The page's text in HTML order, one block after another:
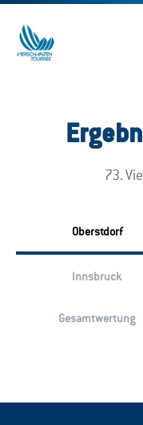
73.
Oberstdorf
Innsbruck
Gesamtwertung